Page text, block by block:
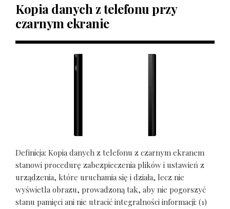
Kopia danych z telefonu przy
czarnym ekranie
Definicja: Kopia danych z telefonu z czarnym ekranem
stanowi procedurę zabezpieczenia plików i ustawień z
urządzenia, które uruchamia się i działa, lecz nie
wyświetla obrazu, prowadzoną tak, aby nie pogorszyć
stanu pamięci ani nie utracić integralności informacji: (1)